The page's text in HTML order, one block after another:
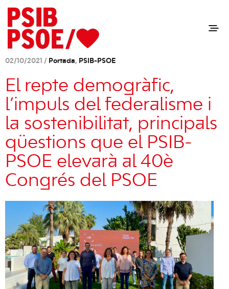
02/10/2021 / Portada, PSIB-PSOE
El repte demogràfic,
l’impuls del federalisme i
la sostenibilitat, principals
qüestions que el PSIB-
PSOE elevarà al 40è
Congrés del PSOE